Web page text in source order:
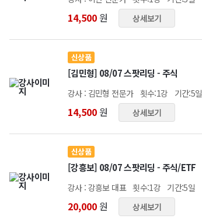
14,500 원 상세보기
신상품
[김민형] 08/07 스팟리딩 - 주식
강사 : 김민형 전문가 횟수:1강 기간:5일
14,500 원 상세보기
신상품
[강흥보] 08/07 스팟리딩 - 주식/ETF
강사 : 강흥보 대표 횟수:1강 기간:5일
20,000 원 상세보기